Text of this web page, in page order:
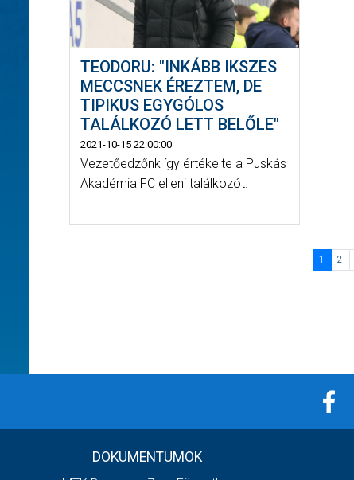
TEODORU: "INKÁBB IKSZES
MECCSNEK ÉREZTEM, DE
TIPIKUS EGYGÓLOS
TALÁLKOZÓ LETT BELŐLE"
2021-10-15 22:00:00
Vezetőedzőnk így értékelte a Puskás
Akadémia FC elleni találkozót.
1 2
DOKUMENTUMOK